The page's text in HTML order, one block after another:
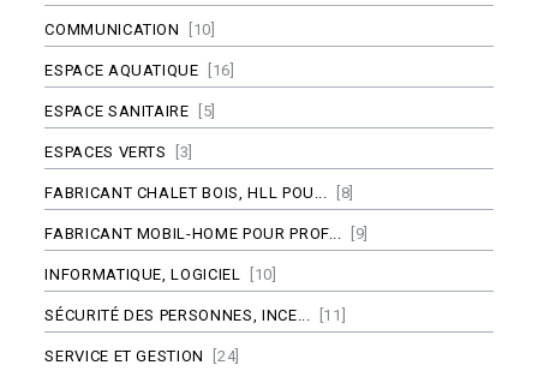
COMMUNICATION [10]
ESPACE AQUATIQUE [16]
ESPACE SANITAIRE [5]
ESPACES VERTS [3]
FABRICANT CHALET BOIS, HLL POU... [8]
FABRICANT MOBIL-HOME POUR PROF... [9]
INFORMATIQUE, LOGICIEL [10]
SÉCURITÉ DES PERSONNES, INCE... [11]
SERVICE ET GESTION [24]